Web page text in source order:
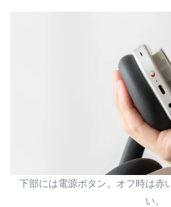
下部には電源ボタン。オフ時は赤
い。